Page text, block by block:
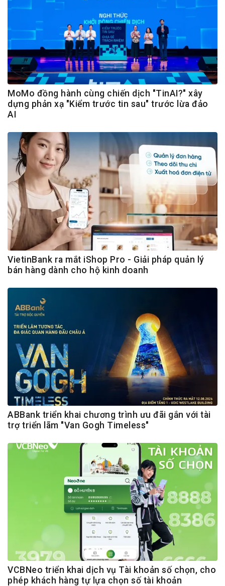
MoMo đồng hành cùng chiến dịch "TinAI?" xây
dựng phản xạ "Kiểm trước tin sau" trước lừa đảo
AI
VietinBank ra mắt iShop Pro - Giải pháp quản lý
bán hàng dành cho hộ kinh doanh
ABBank triển khai chương trình ưu đãi gắn với tài
trợ triển lãm "Van Gogh Timeless"
VCBNeo triển khai dịch vụ Tài khoản số chọn, cho
phép khách hàng tự lựa chọn số tài khoản